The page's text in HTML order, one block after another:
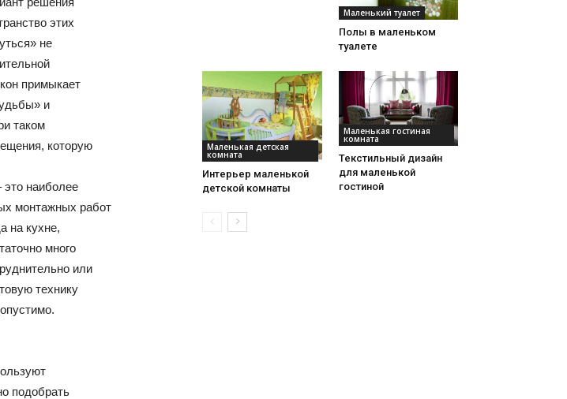
фото,
и
статьи
этих
не
примыкает
и
таком
которую
наиболее
монтажных работ
на кухне,
много
или
технику
подобрать
Маленький туалет
Полы в маленьком
туалете
Маленькая детская
комната
Интерьер маленькой
детской комнаты
Маленькая гостиная
комната
Текстильный дизайн
для маленькой
гостиной